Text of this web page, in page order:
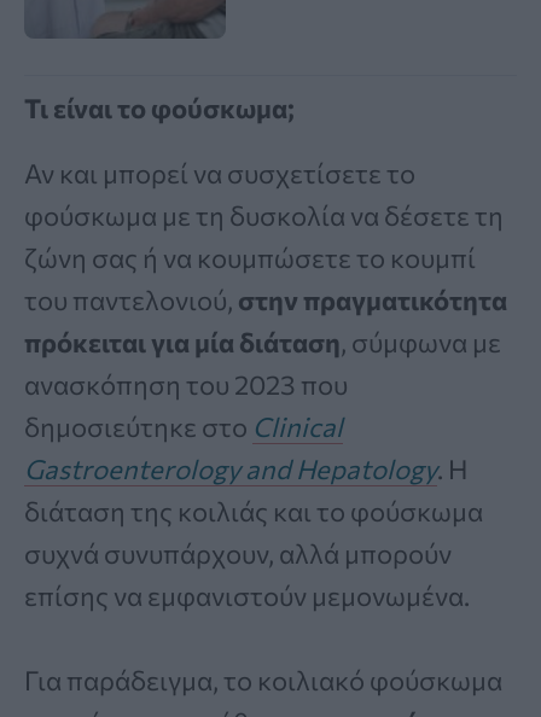
Τι είναι το φούσκωμα;
Αν και μπορεί να συσχετίσετε το
φούσκωμα με τη δυσκολία να δέσετε τη
ζώνη σας ή να κουμπώσετε το κουμπί
του παντελονιού, στην πραγματικότητα
πρόκειται για μία διάταση, σύμφωνα με
ανασκόπηση του 2023 που
δημοσιεύτηκε στο Clinical
Gastroenterology and Hepatology. Η
διάταση της κοιλιάς και το φούσκωμα
συχνά συνυπάρχουν, αλλά μπορούν
επίσης να εμφανιστούν μεμονωμένα.
Για παράδειγμα, το κοιλιακό φούσκωμα